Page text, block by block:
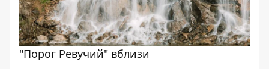
"Порог Ревучий" вблизи